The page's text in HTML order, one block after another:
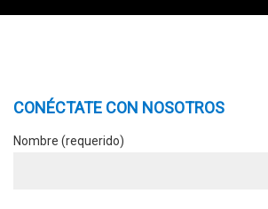
CONÉCTATE CON NOSOTROS
Nombre (requerido)